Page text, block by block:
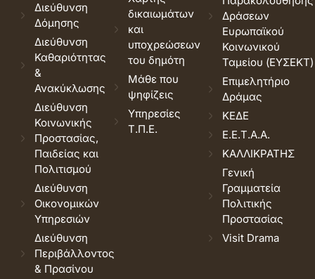
Διεύθυνση
Δόμησης
Διεύθυνση
Καθαριότητας
&
Ανακύκλωσης
Διεύθυνση
Κοινωνικής
Προστασίας,
Παιδείας και
Πολιτισμού
Διεύθυνση
Οικονομικών
Υπηρεσιών
Διεύθυνση
Περιβάλλοντος
& Πρασίνου
δικαιωμάτων
και
υποχρεώσεων
του δημότη
Μάθε που
ψηφίζεις
Υπηρεσίες
Τ.Π.Ε.
Δράσεων
Ευρωπαϊκού
Κοινωνικού
Ταμείου (ΕΥΣΕΚΤ)
Επιμελητήριο
Δράμας
ΚΕΔΕ
Ε.Ε.Τ.Α.Α.
ΚΑΛΛΙΚΡΑΤΗΣ
Γενική
Γραμματεία
Πολιτικής
Προστασίας
Visit Drama